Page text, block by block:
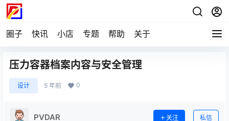
圈子 快讯 小店 专题 帮助 关于
压力容器档案内容与安全管理
设计 5 年前 0
PVDAR 关注 私信